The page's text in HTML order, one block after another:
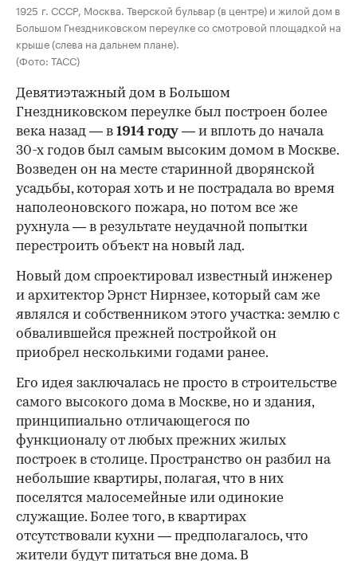
1925 г. СССР, Москва. Тверской бульвар (в центре) и жилой дом в
Большом Гнездниковском переулке со смотровой площадкой на
крыше (слева на дальнем плане).
(Фото: ТАСС)
Девятиэтажный дом в Большом
Гнездниковском переулке был построен более
века назад — в 1914 году — и вплоть до начала
30-х годов был самым высоким домом в Москве.
Возведен он на месте старинной дворянской
усадьбы, которая хоть и не пострадала во время
наполеоновского пожара, но потом все же
рухнула — в результате неудачной попытки
перестроить объект на новый лад.
Новый дом спроектировал известный инженер
и архитектор Эрнст Нирнзее, который сам же
являлся и собственником этого участка: землю с
обвалившейся прежней постройкой он
приобрел несколькими годами ранее.
Его идея заключалась не просто в строительстве
самого высокого дома в Москве, но и здания,
принципиально отличающегося по
функционалу от любых прежних жилых
построек в столице. Пространство он разбил на
небольшие квартиры, полагая, что в них
поселятся малосемейные или одинокие
служащие. Более того, в квартирах
отсутствовали кухни — предполагалось, что
жители будут питаться вне дома. В